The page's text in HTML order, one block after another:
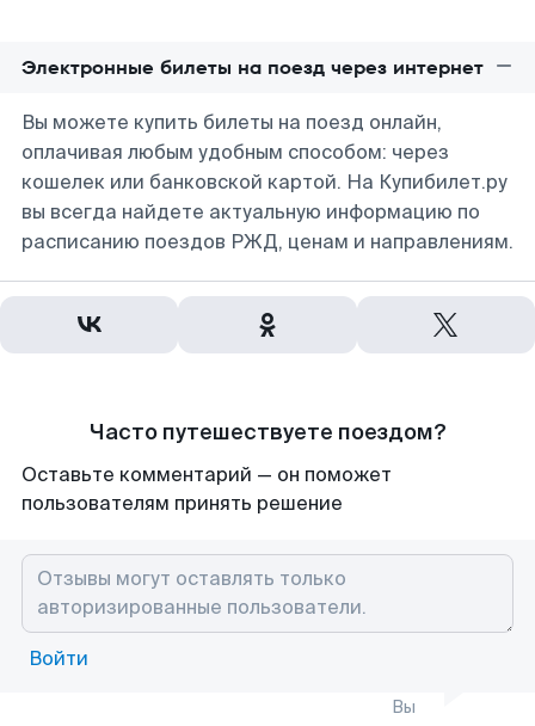
Электронные билеты на поезд через интернет
Вы можете купить билеты на поезд онлайн,
оплачивая любым удобным способом: через
кошелек или банковской картой. На Купибилет.ру
вы всегда найдете актуальную информацию по
расписанию поездов РЖД, ценам и направлениям.
Часто путешествуете поездом?
Оставьте комментарий — он поможет
пользователям принять решение
Войти
Вы